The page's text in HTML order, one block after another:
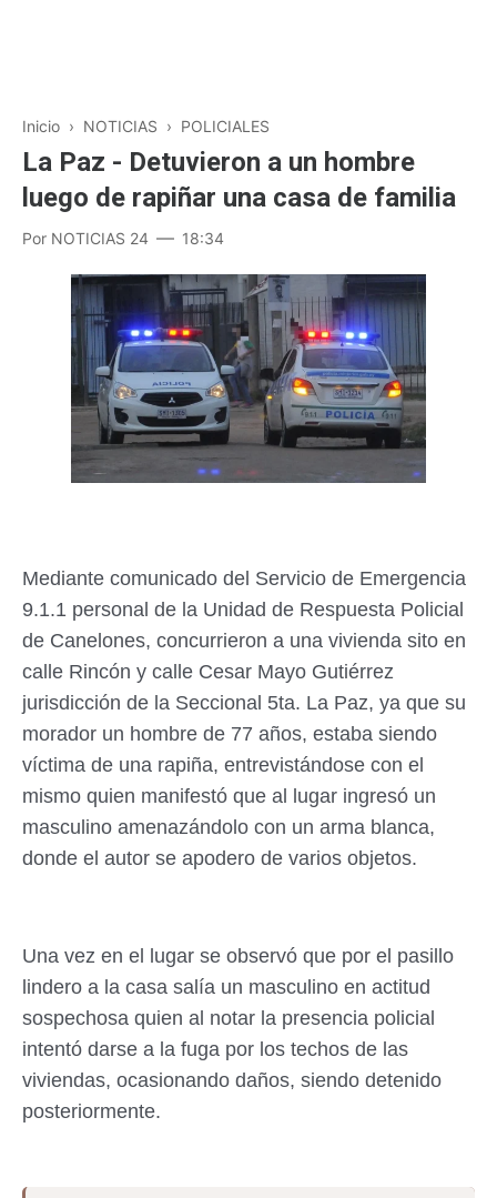
Inicio › NOTICIAS › POLICIALES
La Paz - Detuvieron a un hombre
luego de rapiñar una casa de familia
Por NOTICIAS 24 18:34
Mediante comunicado del Servicio de Emergencia
9.1.1 personal de la Unidad de Respuesta Policial
de Canelones, concurrieron a una vivienda sito en
calle Rincón y calle Cesar Mayo Gutiérrez
jurisdicción de la Seccional 5ta. La Paz, ya que su
morador un hombre de 77 años, estaba siendo
víctima de una rapiña, entrevistándose con el
mismo quien manifestó que al lugar ingresó un
masculino amenazándolo con un arma blanca,
donde el autor se apodero de varios objetos.
Una vez en el lugar se observó que por el pasillo
lindero a la casa salía un masculino en actitud
sospechosa quien al notar la presencia policial
intentó darse a la fuga por los techos de las
viviendas, ocasionando daños, siendo detenido
posteriormente.